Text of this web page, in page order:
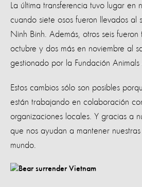
La última transferencia tuvo lugar en
cuando siete osos fueron llevados al
Ninh Binh. Además, otros seis fueron
octubre y dos más en noviembre al
gestionado por la Fundación Animals
Estos cambios sólo son posibles
están trabajando en colaboración
organizaciones locales. Y gracias a
que nos ayudan a mantener
mundo.